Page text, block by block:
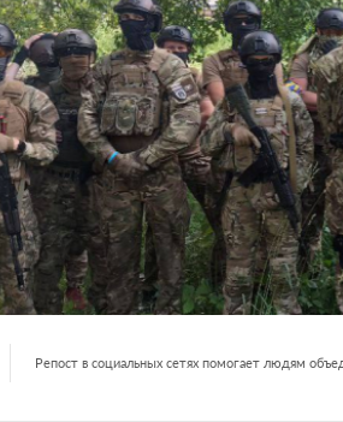
LinkedInРепост в социальных сетях помогает людям